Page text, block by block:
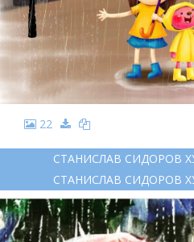
22
СТАНИСЛАВ СИДОРОВ
СТАНИСЛАВ СИДОРОВ